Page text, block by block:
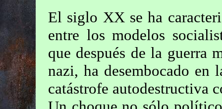
El siglo XX se ha
entre los modelos
que después de la guerra
nazi, ha desembocado en
catástrofe autodestructiva